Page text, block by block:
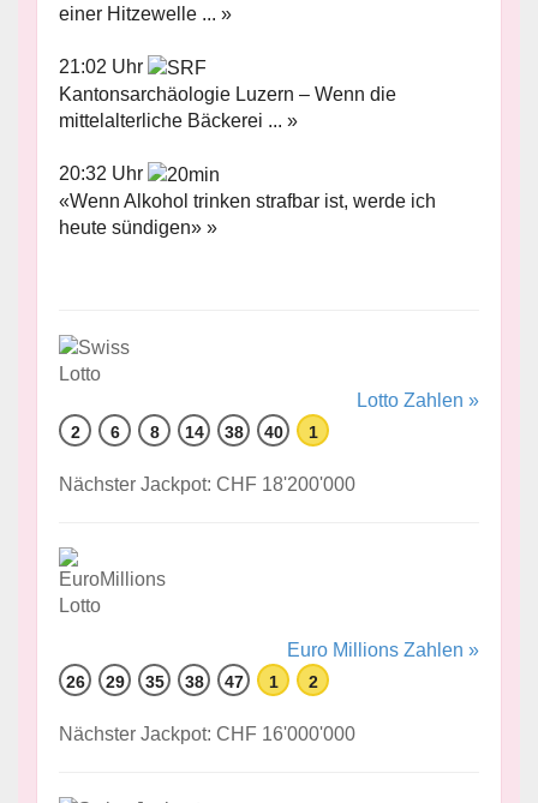
einer Hitzewelle ... »
21:02 Uhr
Kantonsarchäologie Luzern – Wenn die
mittelalterliche Bäckerei ... »
20:32 Uhr
«Wenn Alkohol trinken strafbar ist, werde ich
heute sündigen» »
Lotto Zahlen »
2 6 8 14 38 40 1
Nächster Jackpot: CHF 18'200'000
Euro Millions Zahlen »
26 29 35 38 47 1 2
Nächster Jackpot: CHF 16'000'000